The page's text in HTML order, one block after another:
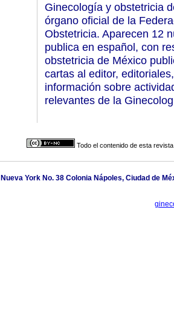
Ginecología y obstetricia
órgano oficial de la
Obstetricia. Aparecen 12
publica en español, con
obstetricia de México
cartas al editor,
información sobre
relevantes de la
Todo el contenido de esta
Nueva York No. 38 Colonia Nápoles, Ciudad de